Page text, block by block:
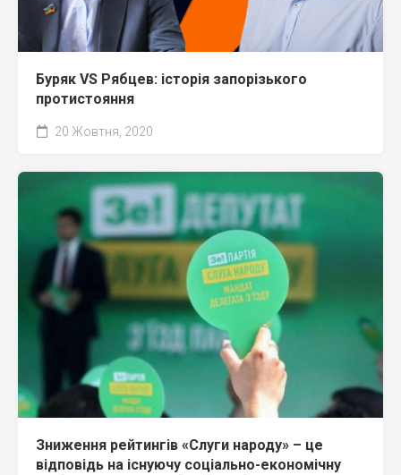
Буряк VS Рябцев: історія запорізького
протистояння
20 Жовтня, 2020
Зниження рейтингів «Слуги народу» – це
відповідь на існуючу соціально-економічну